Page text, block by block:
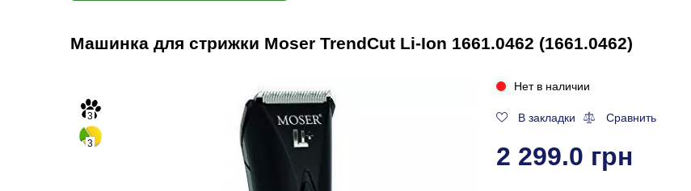
Машинка для стрижки Moser TrendCut Li-Ion 1661.0462 (1661.0462)
3
3
Нет в наличии
В закладки Сравнить
2 299.0 грн